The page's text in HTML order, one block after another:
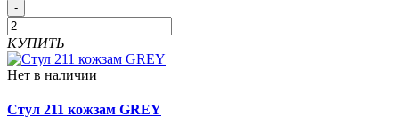
-
КУПИТЬ
Нет в наличии
Стул 211 кожзам GREY